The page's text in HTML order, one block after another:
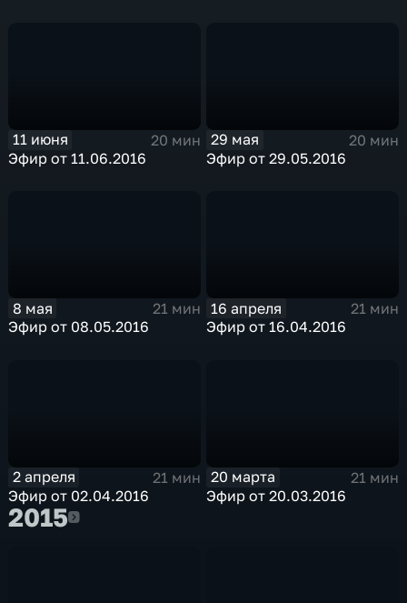
11 июня
20 мин
Эфир от 11.06.2016
29 мая
20 мин
Эфир от 29.05.2016
8 мая
21 мин
Эфир от 08.05.2016
16 апреля
21 мин
Эфир от 16.04.2016
2 апреля
21 мин
Эфир от 02.04.2016
20 марта
21 мин
Эфир от 20.03.2016
20152015